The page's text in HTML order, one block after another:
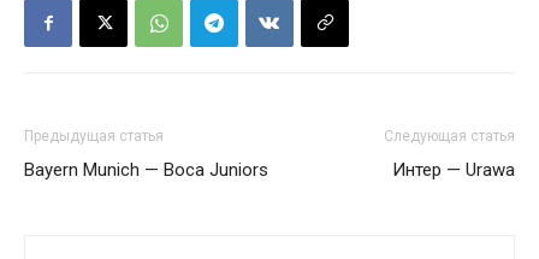
Предыдущая статья
Bayern Munich — Boca Juniors
Следующая статья
Интер — Urawa